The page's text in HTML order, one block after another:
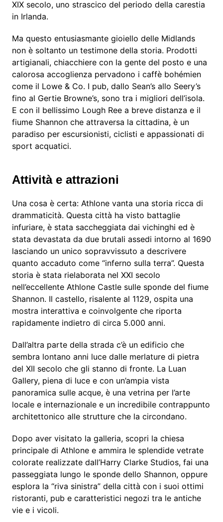
XIX secolo, uno strascico del periodo della carestia
in Irlanda.
Ma questo entusiasmante gioiello delle Midlands
non è soltanto un testimone della storia. Prodotti
artigianali, chiacchiere con la gente del posto e una
calorosa accoglienza pervadono i caffè bohémien
come il Lowe & Co. I pub, dallo Sean’s allo Seery’s
fino al Gertie Browne’s, sono tra i migliori dell’isola.
E con il bellissimo Lough Ree a breve distanza e il
fiume Shannon che attraversa la cittadina, è un
paradiso per escursionisti, ciclisti e appassionati di
sport acquatici.
Attività e attrazioni
Una cosa è certa: Athlone vanta una storia ricca di
drammaticità. Questa città ha visto battaglie
infuriare, è stata saccheggiata dai vichinghi ed è
stata devastata da due brutali assedi intorno al 1690
lasciando un unico sopravvissuto a descrivere
quanto accaduto come “inferno sulla terra”. Questa
storia è stata rielaborata nel XXI secolo
nell’eccellente Athlone Castle sulle sponde del fiume
Shannon. Il castello, risalente al 1129, ospita una
mostra interattiva e coinvolgente che riporta
rapidamente indietro di circa 5.000 anni.
Dall’altra parte della strada c’è un edificio che
sembra lontano anni luce dalle merlature di pietra
del XII secolo che gli stanno di fronte. La Luan
Gallery, piena di luce e con un’ampia vista
panoramica sulle acque, è una vetrina per l’arte
locale e internazionale e un incredibile contrappunto
architettonico alle strutture che la circondano.
Dopo aver visitato la galleria, scopri la chiesa
principale di Athlone e ammira le splendide vetrate
colorate realizzate dall’Harry Clarke Studios, fai una
passeggiata lungo le sponde dello Shannon, oppure
esplora la “riva sinistra” della città con i suoi ottimi
ristoranti, pub e caratteristici negozi tra le antiche
vie e i vicoli.